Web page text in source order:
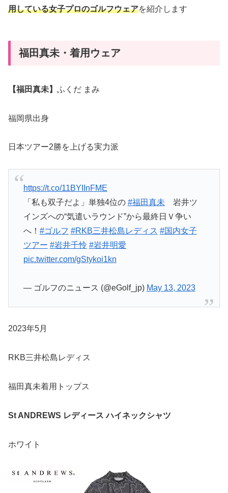
用している女子プロのゴルフウェアを紹介します
福田真未・着用ウェア
【福田真未】 ふくだ まみ
福岡県出身
日本ツアー2勝を上げる実力派
https://t.co/11BYIInFME
「私も双子だよ」単独4位の #福田真未 岩井ツ
インズへの“気遣いラウンド”から最終日Ｖ争い
へ！ #ゴルフ #RKB三井松島レディス #国内女子
ツアー #岩井千怜 #岩井明愛
pic.twitter.com/gStykoi1kn
— ゴルフのニュース (@eGolf_jp) May 13, 2023
2023年5月
RKB三井松島レディス
福田真未着用トップス
St ANDREWS レディース ハイネックシャツ
ホワイト